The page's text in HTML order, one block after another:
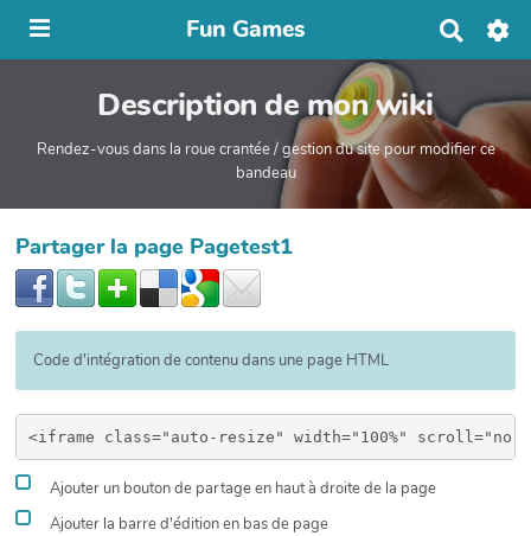
Fun Games
e
r
c
e
Description de mon wiki
Rendez-vous dans la roue crantée / gestion du site pour modifier ce
bandeau
Partager la page Pagetest1
Code d'intégration de contenu dans une page HTML
Ajouter un bouton de partage en haut à droite de la page
Ajouter la barre d'édition en bas de page